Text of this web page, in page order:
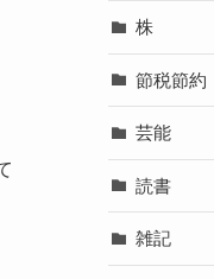
株
節税節約
芸能
読書
雑記